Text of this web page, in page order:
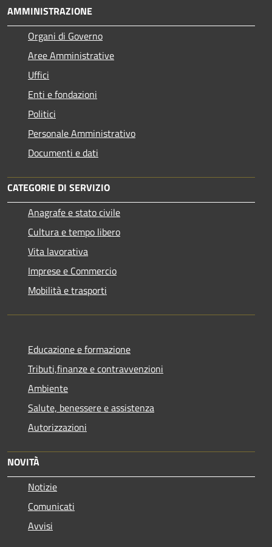
AMMINISTRAZIONE
Organi di Governo
Aree Amministrative
Uffici
Enti e fondazioni
Politici
Personale Amministrativo
Documenti e dati
CATEGORIE DI SERVIZIO
Anagrafe e stato civile
Cultura e tempo libero
Vita lavorativa
Imprese e Commercio
Mobilità e trasporti
Educazione e formazione
Tributi,finanze e contravvenzioni
Ambiente
Salute, benessere e assistenza
Autorizzazioni
NOVITÀ
Notizie
Comunicati
Avvisi